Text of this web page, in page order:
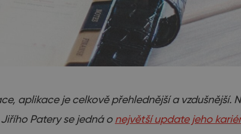
aplikace je celkově přehlednější a vzdušnější.
Patery se jedná onejvětší update jeho